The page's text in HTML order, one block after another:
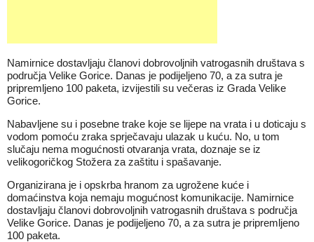
Namirnice dostavljaju članovi dobrovoljnih vatrogasnih društava s
područja Velike Gorice. Danas je podijeljeno 70, a za sutra je
pripremljeno 100 paketa, izvijestili su večeras iz Grada Velike
Gorice.
Nabavljene su i posebne trake koje se lijepe na vrata i u doticaju s
vodom pomoću zraka sprječavaju ulazak u kuću. No, u tom
slučaju nema mogućnosti otvaranja vrata, doznaje se iz
velikogoričkog Stožera za zaštitu i spašavanje.
Organizirana je i opskrba hranom za ugrožene kuće i
domaćinstva koja nemaju mogućnost komunikacije. Namirnice
dostavljaju članovi dobrovoljnih vatrogasnih društava s područja
Velike Gorice. Danas je podijeljeno 70, a za sutra je pripremljeno
100 paketa.